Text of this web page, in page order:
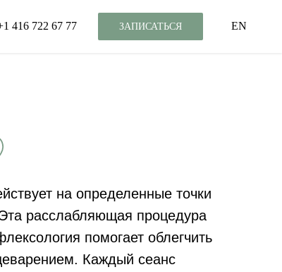
416 722 67 77 ЗАПИСАТЬСЯ EN
на определенные точки
расслабляющая процедура
помогает облегчить
Каждый сеанс